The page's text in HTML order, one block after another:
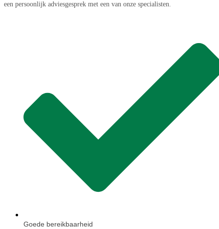
een persoonlijk adviesgesprek met een van onze specialisten.
Goede bereikbaarheid